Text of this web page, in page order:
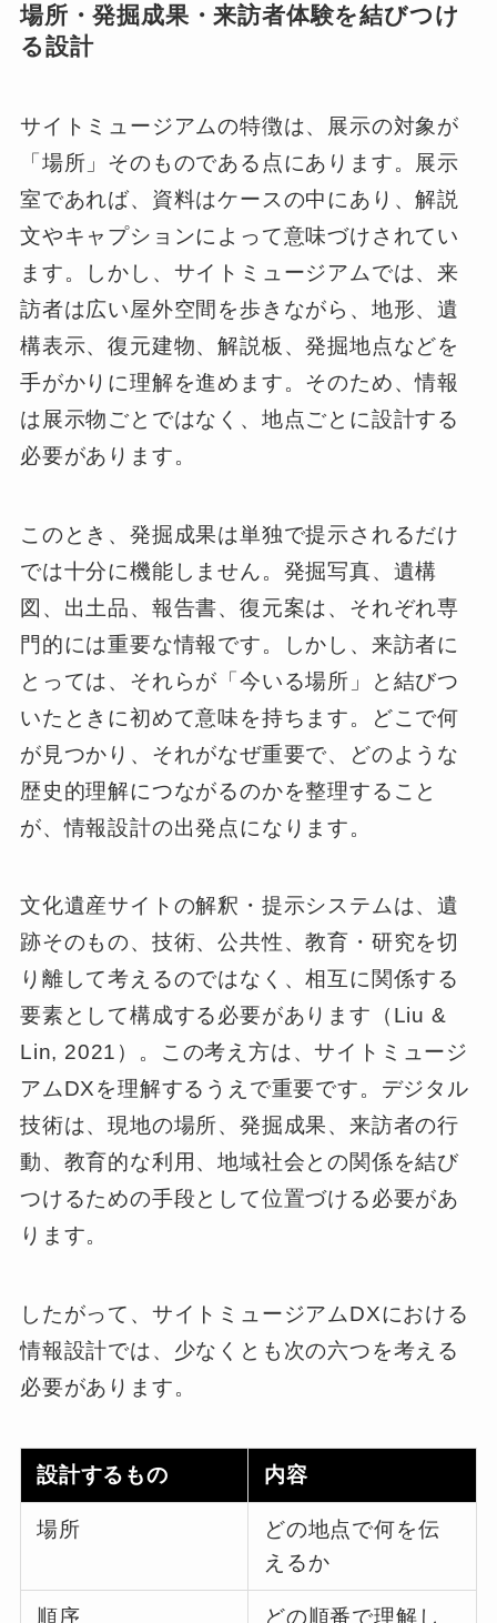
場所・発掘成果・来訪者体験を結びつけ
る設計
サイトミュージアムの特徴は、展示の対象が
「場所」そのものである点にあります。展示
室であれば、資料はケースの中にあり、解説
文やキャプションによって意味づけされてい
ます。しかし、サイトミュージアムでは、来
訪者は広い屋外空間を歩きながら、地形、遺
構表示、復元建物、解説板、発掘地点などを
手がかりに理解を進めます。そのため、情報
は展示物ごとではなく、地点ごとに設計する
必要があります。
このとき、発掘成果は単独で提示されるだけ
では十分に機能しません。発掘写真、遺構
図、出土品、報告書、復元案は、それぞれ専
門的には重要な情報です。しかし、来訪者に
とっては、それらが「今いる場所」と結びつ
いたときに初めて意味を持ちます。どこで何
が見つかり、それがなぜ重要で、どのような
歴史的理解につながるのかを整理すること
が、情報設計の出発点になります。
文化遺産サイトの解釈・提示システムは、遺
跡そのもの、技術、公共性、教育・研究を切
り離して考えるのではなく、相互に関係する
要素として構成する必要があります（Liu &
Lin, 2021）。この考え方は、サイトミュージ
アムDXを理解するうえで重要です。デジタル
技術は、現地の場所、発掘成果、来訪者の行
動、教育的な利用、地域社会との関係を結び
つけるための手段として位置づける必要があ
ります。
したがって、サイトミュージアムDXにおける
情報設計では、少なくとも次の六つを考える
必要があります。
設計するもの 内容
場所
どの地点で何を伝
えるか
順序 どの順番で理解し